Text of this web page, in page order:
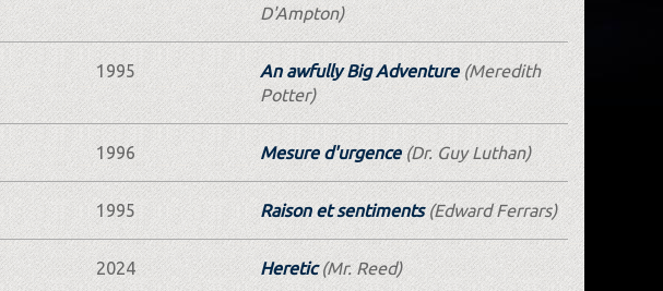
D'Ampton)
1995 An awfully Big Adventure(Meredith
Potter)
1996 Mesure d'urgence(Dr. Guy Luthan)
1995 Raison et sentiments(Edward Ferrars)
2024 Heretic(Mr. Reed)